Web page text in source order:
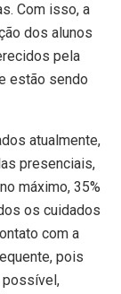
Com isso, a
dos alunos
pela
estão sendo
atualmente,
presenciais,
máximo, 35%
os cuidados
com a
pois
possível,